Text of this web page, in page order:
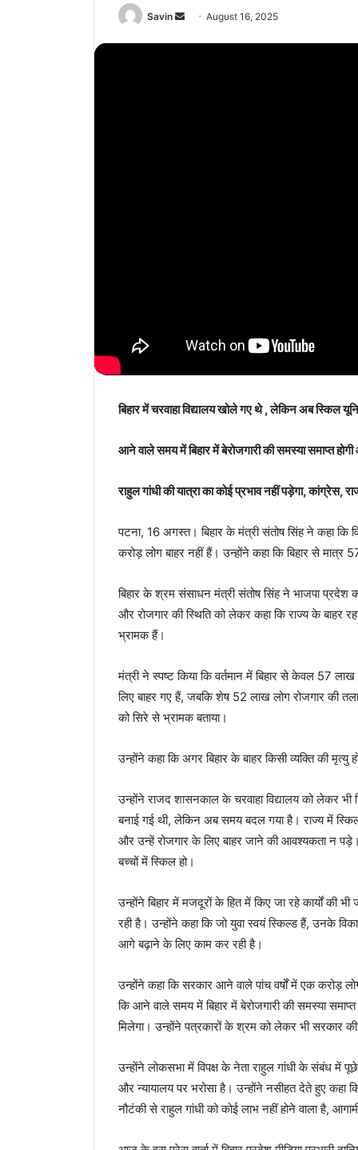
Savin
SendAugust 16, 2025
बिहार में चरवाहा विद्यालय खोले गए थे , लेकिन अब स्किल
आने वाले समय में बिहार में बेरोजगारी की समस्या समाप्त
राहुल गांधी की यात्रा का कोई प्रभाव नहीं पड़ेगा, कांग्रेस,
पटना, 16 अगस्त। बिहार के मंत्री संतोष सिंह ने कहा
करोड़ लोग बाहर नहीं हैं। उन्होंने कहा कि बिहार से मात्र
बिहार के श्रम संसाधन मंत्री संतोष सिंह ने भाजपा प्रदेश
और रोजगार की स्थिति को लेकर कहा कि राज्य के बाहर
भ्रामक हैं।
मंत्री ने स्पष्ट किया कि वर्तमान में बिहार से केवल 57 लाख
लिए बाहर गए हैं, जबकि शेष 52 लाख लोग रोजगार की
को सिरे से भ्रामक बताया।
उन्होंने कहा कि अगर बिहार के बाहर किसी व्यक्ति की मृत्यु
उन्होंने राजद शासनकाल के चरवाहा विद्यालय को लेकर भी
बनाई गई थी, लेकिन अब समय बदल गया है। राज्य में स्किल
और उन्हें रोजगार के लिए बाहर जाने की आवश्यकता न
बच्चों में स्किल हो।
उन्होंने बिहार में मजदूरों के हित में किए जा रहे कार्यों की
रही है। उन्होंने कहा कि जो युवा स्वयं स्किल्ड हैं, उनके
आगे बढ़ाने के लिए काम कर रही है।
उन्होंने कहा कि सरकार आने वाले पांच वर्षों में एक करोड़
कि आने वाले समय में बिहार में बेरोजगारी की समस्या
मिलेगा। उन्होंने पत्रकारों के श्रम को लेकर भी सरकार
उन्होंने लोकसभा में विपक्ष के नेता राहुल गांधी के संबंध में
और न्यायालय पर भरोसा है। उन्होंने नसीहत देते हुए कहा
नौटंकी से राहुल गांधी को कोई लाभ नहीं होने वाला है,